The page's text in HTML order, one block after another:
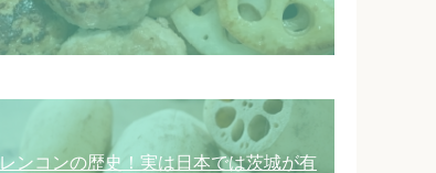
レンコンの歴史！実は日本では茨城が有